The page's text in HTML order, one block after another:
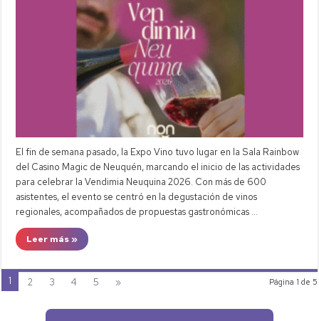
El fin de semana pasado, la Expo Vino tuvo lugar en la Sala Rainbow
del Casino Magic de Neuquén, marcando el inicio de las actividades
para celebrar la Vendimia Neuquina 2026. Con más de 600
asistentes, el evento se centró en la degustación de vinos
regionales, acompañados de propuestas gastronómicas …
Leer más »
Página 1 de 5
1 2 3 4 5 »